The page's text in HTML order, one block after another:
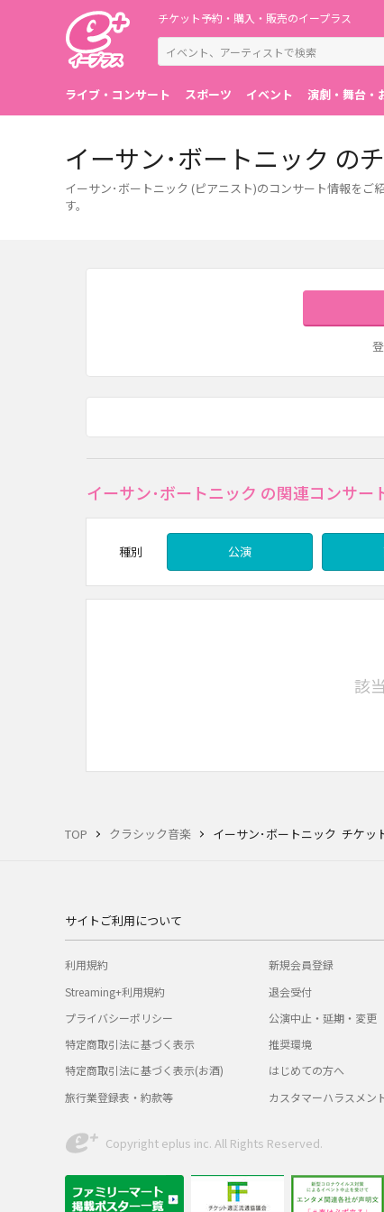
チケット予約・購入・販売のイープラス
ライブ・コンサート スポーツ イベント 演劇・舞台・
TOP クラシック音楽 イーサン･ボートニック チケッ
イーサン･ボートニック の
イーサン･ボートニック (ピアニスト)のコンサート情報を
す。
イーサン･ボートニック の関連コンサー
種別 公演
該
サイトご利用について
利用規約
Streaming+利用規約
プライバシーポリシー
特定商取引法に基づく表示
特定商取引法に基づく表示(お酒)
旅行業登録表・約款等
新規会員登録
退会受付
公演中止・延期・変更
推奨環境
はじめての方へ
カスタマーハラスメン
Copyright eplus inc. All Rights Reserved.